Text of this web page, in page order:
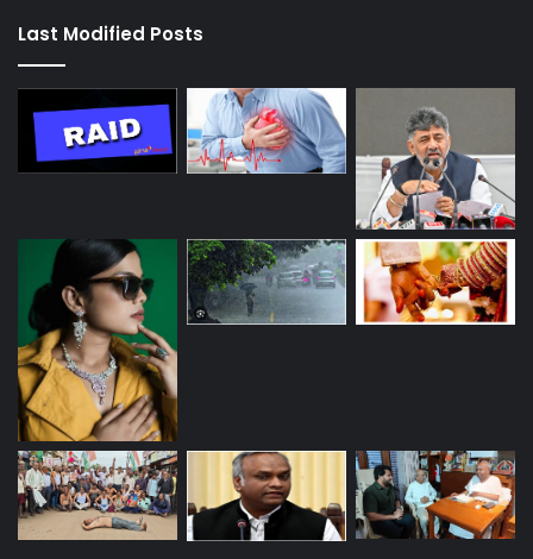
Last Modified Posts